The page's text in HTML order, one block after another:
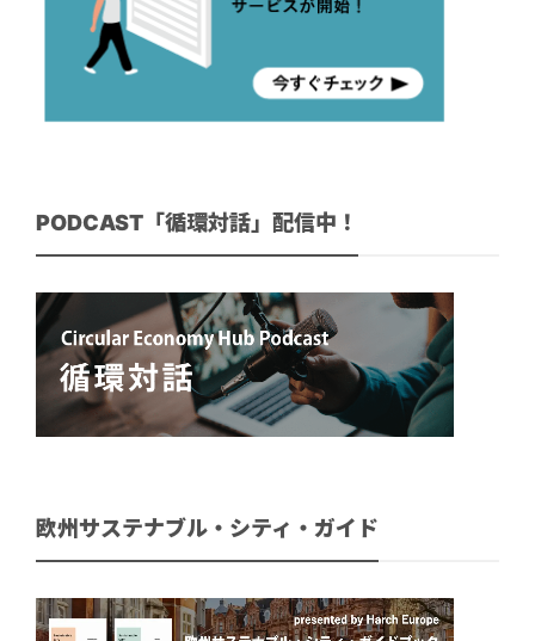
PODCAST「循環対話」配信中！
欧州サステナブル・シティ・ガイド